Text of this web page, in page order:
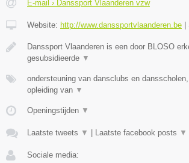
E-mail › Danssport Vlaanderen vzw
Website: http://www.danssportvlaanderen.be
Danssport Vlaanderen is een door BLOSO
gesubsidieerde ▼
ondersteuning van dansclubs en
opleiding van ▼
Openingstijden ▼
Laatste tweets ▼ Laatste facebook posts ▼
Sociale media: